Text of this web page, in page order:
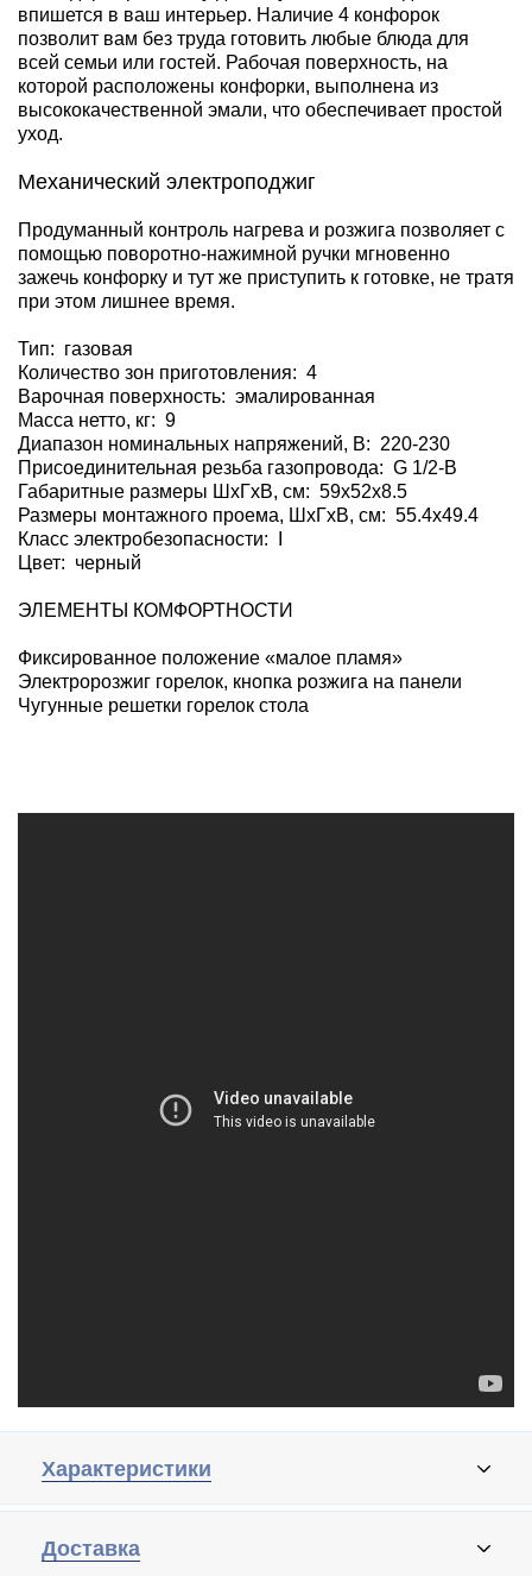
впишется в ваш интерьер. Наличие 4 конфорок
позволит вам без труда готовить любые блюда для
всей семьи или гостей. Рабочая поверхность, на
которой расположены конфорки, выполнена из
высококачественной эмали, что обеспечивает простой
уход.
Механический электроподжиг
Продуманный контроль нагрева и розжига позволяет с
помощью поворотно-нажимной ручки мгновенно
зажечь конфорку и тут же приступить к готовке, не тратя
при этом лишнее время.
Тип: газовая
Количество зон приготовления: 4
Варочная поверхность: эмалированная
Масса нетто, кг: 9
Диапазон номинальных напряжений, В: 220-230
Присоединительная резьба газопровода: G 1/2-В
Габаритные размеры ШхГхВ, см: 59x52x8.5
Размеры монтажного проема, ШхГхВ, см: 55.4x49.4
Класс электробезопасности: I
Цвет: черный
ЭЛЕМЕНТЫ КОМФОРТНОСТИ
Фиксированное положение «малое пламя»
Электророзжиг горелок, кнопка розжига на панели
Чугунные решетки горелок стола
Характеристики
Доставка